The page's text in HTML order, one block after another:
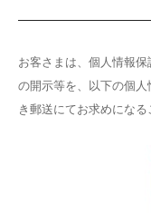
お客さまは、個人情報
の開示等を、以下の個
き郵送にてお求めになる